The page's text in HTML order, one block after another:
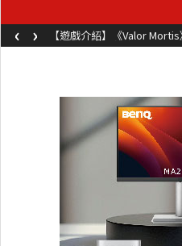
【遊戲介紹】《Valor
槍械劍與魔法殺敵
‹ ›